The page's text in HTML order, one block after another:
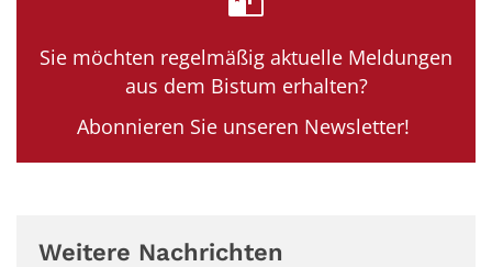
Sie möchten regelmäßig aktuelle Meldungen
aus dem Bistum erhalten?
Abonnieren Sie unseren Newsletter!
Weitere Nachrichten